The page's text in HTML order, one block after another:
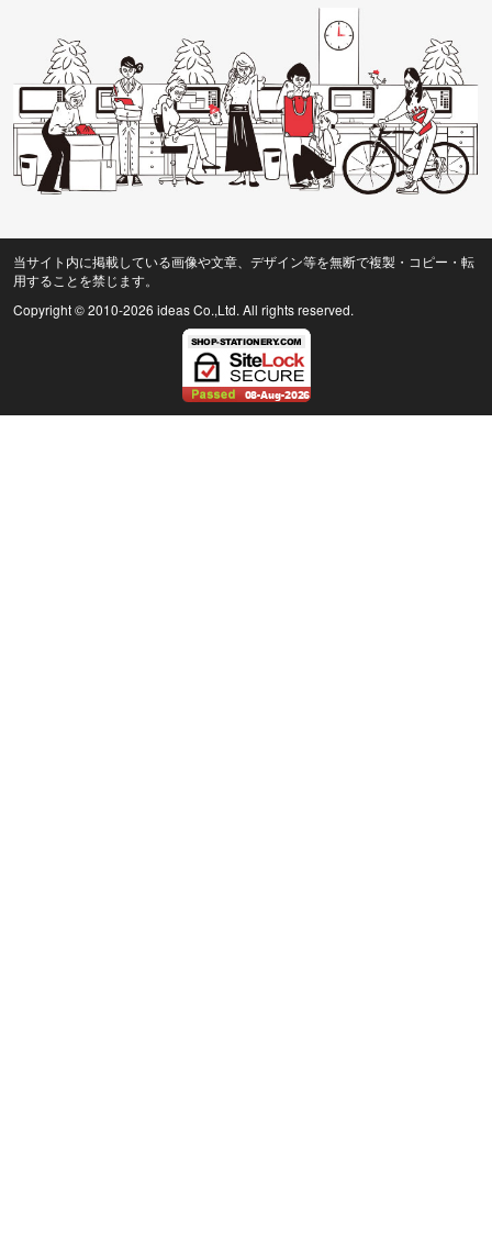
当サイト内に掲載している画像や文章、デザイン等を無断で複製・コピー・転
用することを禁じます。
Copyright © 2010-2026 ideas Co.,Ltd. All rights reserved.